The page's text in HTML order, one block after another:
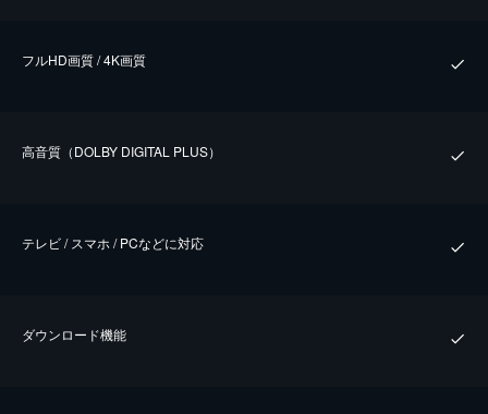
フルHD画質 / 4K画質
⾼⾳質（DOLBY DIGITAL PLUS）
テレビ / スマホ / PCなどに対応
ダウンロード機能